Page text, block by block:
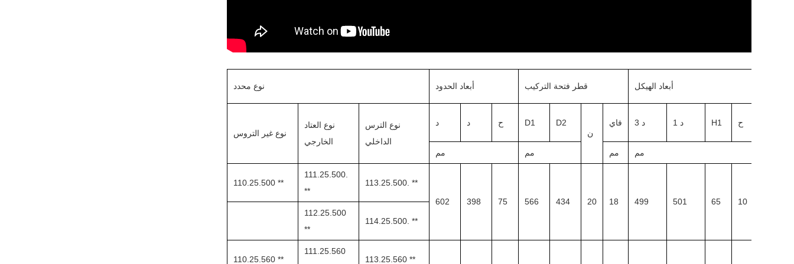
نوع محدد أبعاد الحدود قطر فتحة التركيب أبعاد الهيكل
نوع غير التروس
نوع العتاد
الخارجي
نوع الترس
الداخلي
د د ح D1
D2
ن
فاي د 3 د 1 H1
ح
مم مم مم مم
110.25.500 **
111.25.500.
**
113.25.500. **
602
398 75 566 434 20 18 499 501 65 10
112.25.500
**
114.25.500. **
110.25.560 **
111.25.560
113.25.560 **